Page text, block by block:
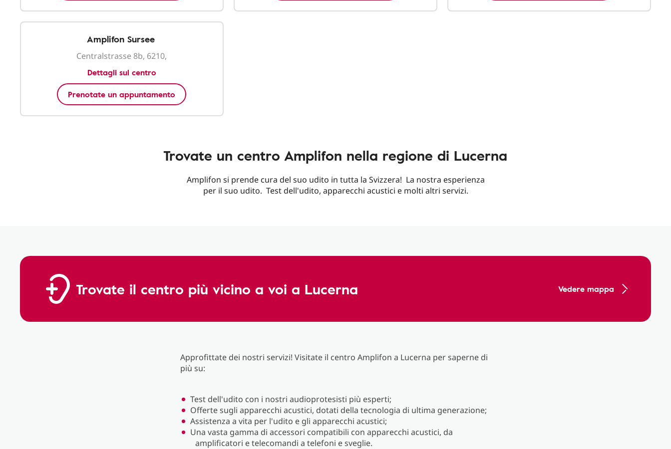
Amplifon Sursee
Centralstrasse 8b, 6210,
Dettagli sul centro
Prenotate un appuntamento
Trovate un centro Amplifon nella regione di Lucerna
Amplifon si prende cura del suo udito in tutta la Svizzera! La nostra esperienza
per il suo udito. Test dell'udito, apparecchi acustici e molti altri servizi.
Trovate il centro più vicino a voi a Lucerna Vedere mappa
Approfittate dei nostri servizi! Visitate il centro Amplifon a Lucerna per saperne di
più su:
Test dell'udito con i nostri audioprotesisti più esperti;
Offerte sugli apparecchi acustici, dotati della tecnologia di ultima generazione;
Assistenza a vita per l'udito e gli apparecchi acustici;
Una vasta gamma di accessori compatibili con apparecchi acustici, da
amplificatori e telecomandi a telefoni e sveglie.